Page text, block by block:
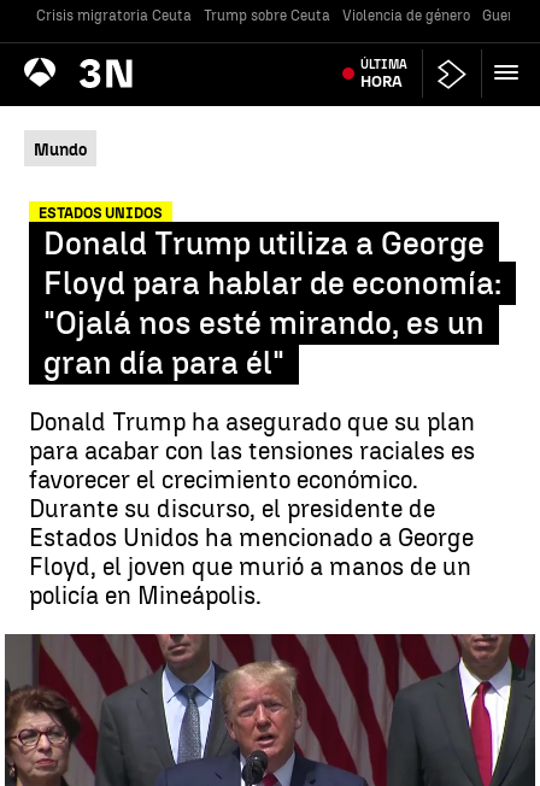
Crisis migratoria Ceuta Trump sobre Ceuta Violencia de género Guerra
Antena
3 Noticias ÚLTIMA
HORA
Mundo
ESTADOS UNIDOS
Donald Trump utiliza a George
Floyd para hablar de economía:
"Ojalá nos esté mirando, es un
gran día para él"
Donald Trump ha asegurado que su plan
para acabar con las tensiones raciales es
favorecer el crecimiento económico.
Durante su discurso, el presidente de
Estados Unidos ha mencionado a George
Floyd, el joven que murió a manos de un
policía en Mineápolis.
Donald Trump utiliza a George Floyd para hablar de economía:
"Ojalá nos esté mirando, es un gran día para él" | Antena 3 Noticias